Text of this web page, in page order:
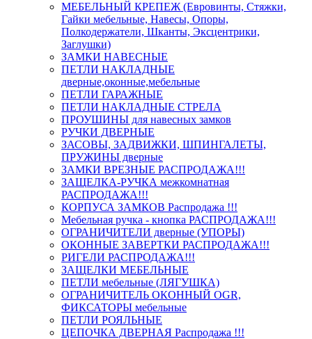
МЕБЕЛЬНЫЙ КРЕПЕЖ (Евровинты, Стяжки,
Гайки мебельные, Навесы, Опоры,
Полкодержатели, Шканты, Эксцентрики,
Заглушки)
ЗАМКИ НАВЕСНЫЕ
ПЕТЛИ НАКЛАДНЫЕ
дверные,оконные,мебельные
ПЕТЛИ ГАРАЖНЫЕ
ПЕТЛИ НАКЛАДНЫЕ СТРЕЛА
ПРОУШИНЫ для навесных замков
РУЧКИ ДВЕРНЫЕ
ЗАСОВЫ, ЗАДВИЖКИ, ШПИНГАЛЕТЫ,
ПРУЖИНЫ дверные
ЗАМКИ ВРЕЗНЫЕ РАСПРОДАЖА!!!
ЗАЩЕЛКА-РУЧКА межкомнатная
РАСПРОДАЖА!!!
КОРПУСА ЗАМКОВ Распродажа !!!
Мебельная ручка - кнопка РАСПРОДАЖА!!!
ОГРАНИЧИТЕЛИ дверные (УПОРЫ)
ОКОННЫЕ ЗАВЕРТКИ РАСПРОДАЖА!!!
РИГЕЛИ РАСПРОДАЖА!!!
ЗАЩЕЛКИ МЕБЕЛЬНЫЕ
ПЕТЛИ мебельные (ЛЯГУШКА)
ОГРАНИЧИТЕЛЬ ОКОННЫЙ OGR,
ФИКСАТОРЫ мебельные
ПЕТЛИ РОЯЛЬНЫЕ
ЦЕПОЧКА ДВЕРНАЯ Распродажа !!!